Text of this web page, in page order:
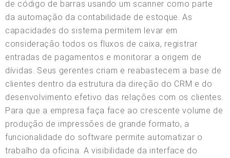
de código de barras usando um scanner como parte
da automação da contabilidade de estoque. As
capacidades do sistema permitem levar em
consideração todos os fluxos de caixa, registrar
entradas de pagamentos e monitorar a origem de
dívidas. Seus gerentes criam e reabastecem a base de
clientes dentro da estrutura da direção do CRM e do
desenvolvimento efetivo das relações com os clientes.
Para que a empresa faça face ao crescente volume de
produção de impressões de grande formato, a
funcionalidade do software permite automatizar o
trabalho da oficina. A visibilidade da interface do